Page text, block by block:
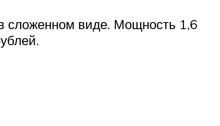
сложенном виде. Мощность 1,6